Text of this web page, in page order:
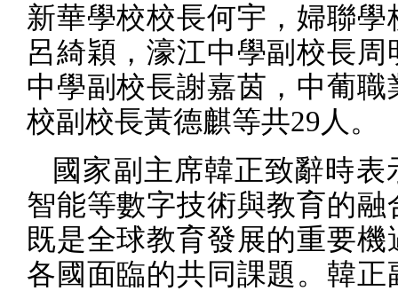
新華學校校長何宇，婦聯學
呂綺穎，濠江中學副校長周
中學副校長謝嘉茵，中葡職
校副校長黃德麒等共29人。
國家副主席韓正致辭時表
智能等數字技術與教育的融
既是全球教育發展的重要機
各國面臨的共同課題。韓正